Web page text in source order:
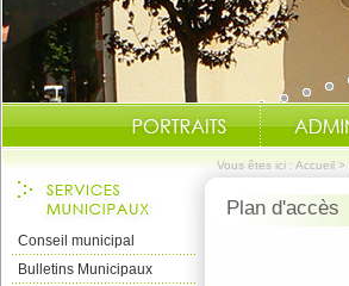
Vous êtes ici : Accueil >
Conseil municipal
Bulletins Municipaux
Plan d'accès